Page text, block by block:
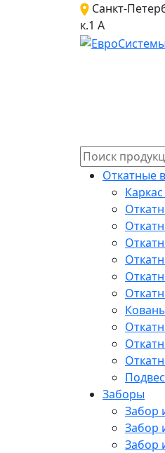
Санкт-
к.1 А
Откатные
Заборы
Забор
Забор
Забор